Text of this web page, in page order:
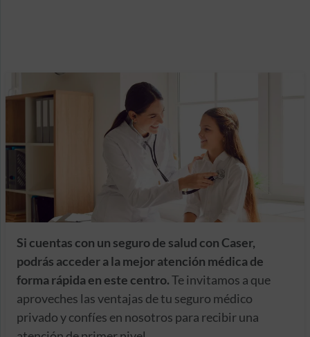
Si cuentas con un seguro de salud con Caser,
podrás acceder a la mejor atención médica de
forma rápida en este centro.Te invitamos a que
aproveches las ventajas de tu seguro médico
privado y confíes en nosotros para recibir una